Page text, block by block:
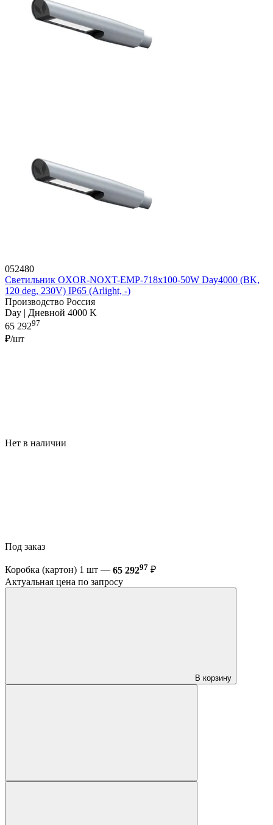
052480
Светильник OXOR-NOXT-EMP-718x100-50W Day4000 (BK,
120 deg, 230V) IP65 (Arlight, -)
Производство Россия
Day | Дневной 4000 K
65 29297
₽/шт
Нет в наличии
Под заказ
Коробка (картон) 1 шт — 65 29297 ₽
Актуальная цена по запросу
В корзину